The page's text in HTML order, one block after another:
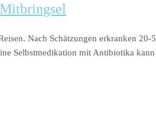
Nach Schätzungen erkranken
Selbstmedikation mit Antibiotika